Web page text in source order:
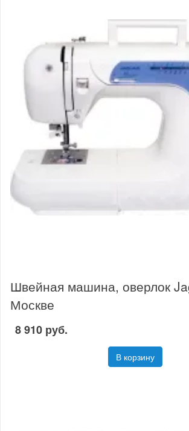
Швейная машина, оверлок
Москве
8 910 руб.
В корзину